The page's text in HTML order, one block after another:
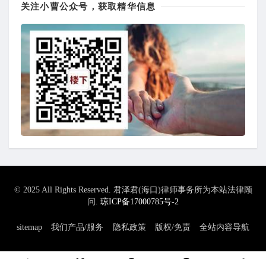
关注小曹公众号，获取精华信息
© 2025 All Rights Reserved. 君泽君(海口)律师事务所为本站法律顾
问. 琼ICP备17000785号-2
sitemap 我们产品/服务 隐私政策 版权/免责 全站内容导航